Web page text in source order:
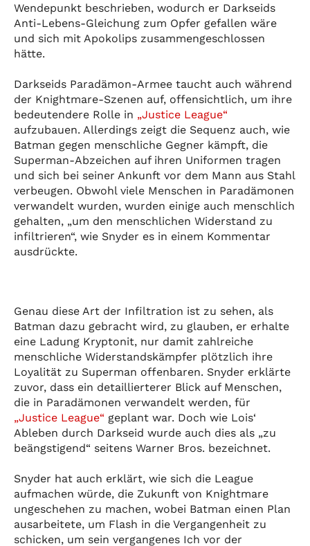
Wendepunkt beschrieben, wodurch er Darkseids
Anti-Lebens-Gleichung zum Opfer gefallen wäre
und sich mit Apokolips zusammengeschlossen
hätte.
Darkseids Paradämon-Armee taucht auch während
der Knightmare-Szenen auf, offensichtlich, um ihre
bedeutendere Rolle in „Justice League“
aufzubauen. Allerdings zeigt die Sequenz auch, wie
Batman gegen menschliche Gegner kämpft, die
Superman-Abzeichen auf ihren Uniformen tragen
und sich bei seiner Ankunft vor dem Mann aus Stahl
verbeugen. Obwohl viele Menschen in Paradämonen
verwandelt wurden, wurden einige auch menschlich
gehalten, „um den menschlichen Widerstand zu
infiltrieren“, wie Snyder es in einem Kommentar
ausdrückte.
Genau diese Art der Infiltration ist zu sehen, als
Batman dazu gebracht wird, zu glauben, er erhalte
eine Ladung Kryptonit, nur damit zahlreiche
menschliche Widerstandskämpfer plötzlich ihre
Loyalität zu Superman offenbaren. Snyder erklärte
zuvor, dass ein detaillierterer Blick auf Menschen,
die in Paradämonen verwandelt werden, für
„Justice League“ geplant war. Doch wie Lois‘
Ableben durch Darkseid wurde auch dies als „zu
beängstigend“ seitens Warner Bros. bezeichnet.
Snyder hat auch erklärt, wie sich die League
aufmachen würde, die Zukunft von Knightmare
ungeschehen zu machen, wobei Batman einen Plan
ausarbeitete, um Flash in die Vergangenheit zu
schicken, um sein vergangenes Ich vor der